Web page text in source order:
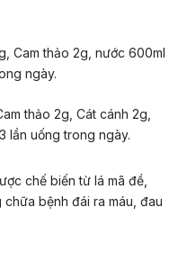
Cam thảo 2g, nước 600ml
ngày.
thảo 2g, Cát cánh 2g,
lần uống trong ngày.
chế biến từ lá mã đề,
bệnh đái ra máu, đau